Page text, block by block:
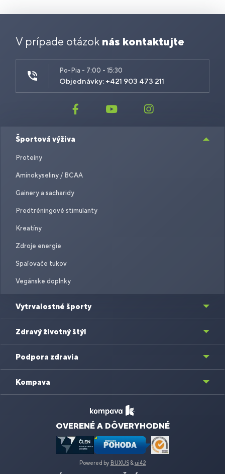
V prípade otázok nás kontaktujte
Po-Pia - 7:00 - 15:30
Objednávky: +421 903 473 211
Športová výživa
Proteíny
Aminokyseliny / BCAA
Gainery a sacharidy
Predtréningové stimulanty
Kreatíny
Zdroje energie
Spaľovače tukov
Vegánske doplnky
Vytrvalostné športy
Zdravý životný štýl
Podpora zdravia
Kompava
OVERENÉ A DÔVERYHODNÉ
Powered by BUXUS& ui42